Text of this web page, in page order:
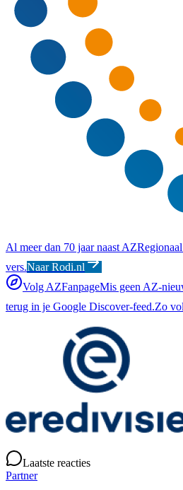
Al meer dan 70 jaar naast AZ
vers.Naar Rodi.nl
Volg AZFanpageMis geen AZ-
terug in je Google Discover-feed.Zo
Laatste reacties
Partner